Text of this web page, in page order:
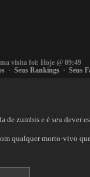
visita foi: Hoje @ 09:49
· Seus Rankings · Seus
de zumbis e é seu dever
qualquer morto-vivo